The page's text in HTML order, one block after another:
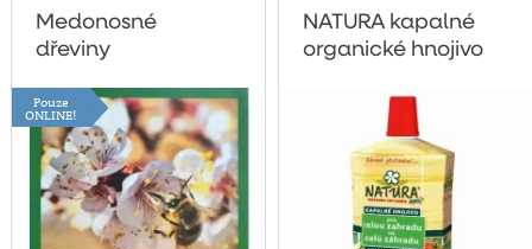
Medonosné
dřeviny
Pouze
ONLINE!
NATURA kapalné
organické hnojivo